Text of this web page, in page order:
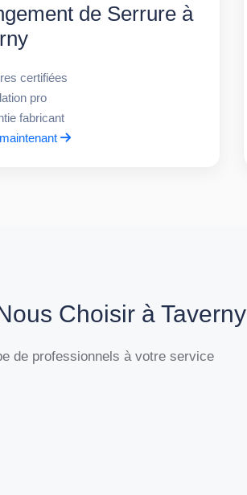
de Serrure à
certifiées
pro
fabricant
Choisir à
de professionnels à votre service